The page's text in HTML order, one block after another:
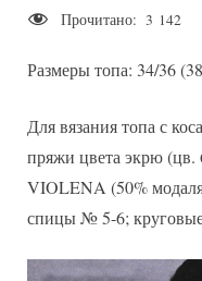
Прочитано: 3 142
Размеры топа: 34/36
Для вязания топа с
пряжи цвета экрю (цв.
VIOLENA (50%
спицы № 5-6;